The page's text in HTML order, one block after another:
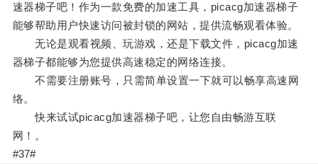
速器梯子吧！作为一款免费的加速工具，picacg加速器梯子
能够帮助用户快速访问被封锁的网站，提供流畅观看体验。
无论是观看视频、玩游戏，还是下载文件，picacg加速
器梯子都能够为您提供高速稳定的网络连接。
不需要注册账号，只需简单设置一下就可以畅享高速网
络。
快来试试picacg加速器梯子吧，让您自由畅游互联
网！。
#37#